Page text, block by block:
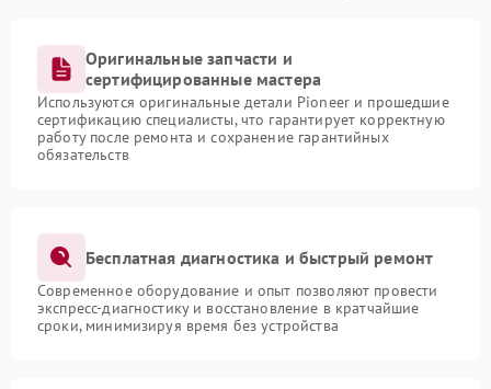
Оригинальные запчасти и
сертифицированные мастера
Используются оригинальные детали Pioneer и прошедшие
сертификацию специалисты, что гарантирует корректную
работу после ремонта и сохранение гарантийных
обязательств
Бесплатная диагностика и быстрый ремонт
Современное оборудование и опыт позволяют провести
экспресс-диагностику и восстановление в кратчайшие
сроки, минимизируя время без устройства